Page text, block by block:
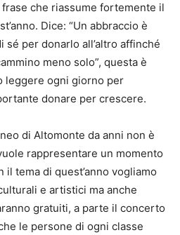
frase che riassume fortemente il
Dice: “Un abbraccio è
sé per donarlo all’altro affinché
meno solo”, questa è
leggere ogni giorno per
donare per crescere.
di Altomonte da anni non è
rappresentare un momento
tema di quest’anno vogliamo
e artistici ma anche
gratuiti, a parte il concerto
le persone di ogni classe